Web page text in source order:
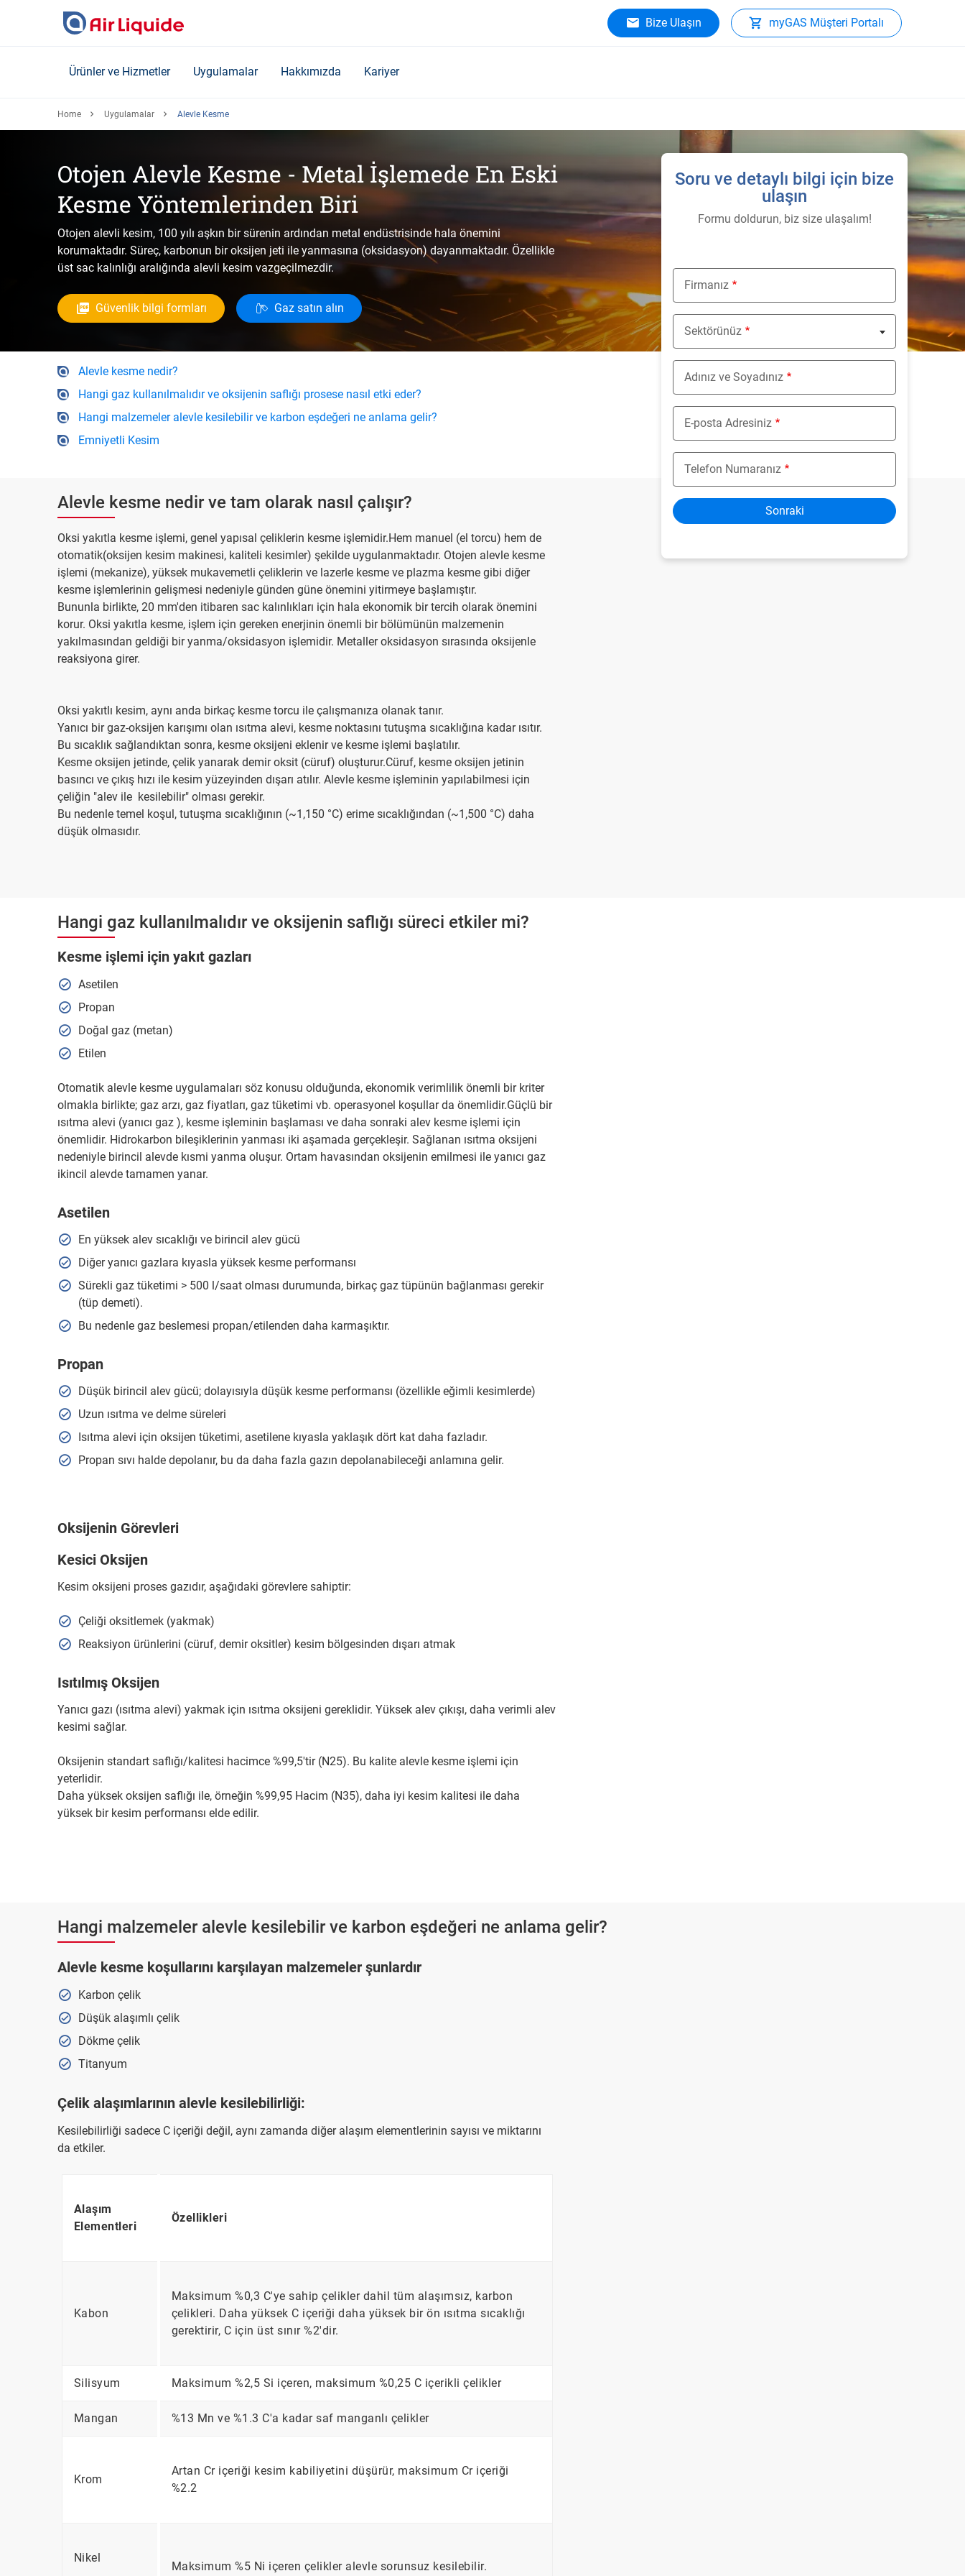
Bize Ulaşın myGAS Müşteri Portalı
Ürünler ve Hizmetler Uygulamalar Hakkımızda Kariyer
Home Uygulamalar Alevle Kesme
Otojen Alevle Kesme - Metal İşlemede En Eski
Kesme Yöntemlerinden Biri
Otojen alevli kesim, 100 yılı aşkın bir sürenin ardından metal endüstrisinde hala önemini
korumaktadır. Süreç, karbonun bir oksijen jeti ile yanmasına (oksidasyon) dayanmaktadır. Özellikle
üst sac kalınlığı aralığında alevli kesim vazgeçilmezdir.
Güvenlik bilgi formları Gaz satın alın
Alevle kesme nedir?
Hangi gaz kullanılmalıdır ve oksijenin saflığı prosese nasıl etki eder?
Hangi malzemeler alevle kesilebilir ve karbon eşdeğeri ne anlama gelir?
Emniyetli Kesim
Alevle kesme nedir ve tam olarak nasıl çalışır?
Oksi yakıtla kesme işlemi, genel yapısal çeliklerin kesme işlemidir.Hem manuel (el torcu) hem de
otomatik(oksijen kesim makinesi, kaliteli kesimler) şekilde uygulanmaktadır. Otojen alevle kesme
işlemi (mekanize), yüksek mukavemetli çeliklerin ve lazerle kesme ve plazma kesme gibi diğer
kesme işlemlerinin gelişmesi nedeniyle günden güne önemini yitirmeye başlamıştır.
Bununla birlikte, 20 mm'den itibaren sac kalınlıkları için hala ekonomik bir tercih olarak önemini
korur. Oksi yakıtla kesme, işlem için gereken enerjinin önemli bir bölümünün malzemenin
yakılmasından geldiği bir yanma/oksidasyon işlemidir. Metaller oksidasyon sırasında oksijenle
reaksiyona girer.
Oksi yakıtlı kesim, aynı anda birkaç kesme torcu ile çalışmanıza olanak tanır.
Yanıcı bir gaz-oksijen karışımı olan ısıtma alevi, kesme noktasını tutuşma sıcaklığına kadar ısıtır.
Bu sıcaklık sağlandıktan sonra, kesme oksijeni eklenir ve kesme işlemi başlatılır.
Kesme oksijen jetinde, çelik yanarak demir oksit (cüruf) oluşturur.Cüruf, kesme oksijen jetinin
basıncı ve çıkış hızı ile kesim yüzeyinden dışarı atılır. Alevle kesme işleminin yapılabilmesi için
çeliğin "alev ile kesilebilir" olması gerekir.
Bu nedenle temel koşul, tutuşma sıcaklığının (~1,150 °C) erime sıcaklığından (~1,500 °C) daha
düşük olmasıdır.
Hangi gaz kullanılmalıdır ve oksijenin saflığı süreci etkiler mi?
Kesme işlemi için yakıt gazları
Asetilen
Propan
Doğal gaz (metan)
Etilen
Otomatik alevle kesme uygulamaları söz konusu olduğunda, ekonomik verimlilik önemli bir kriter
olmakla birlikte; gaz arzı, gaz fiyatları, gaz tüketimi vb. operasyonel koşullar da önemlidir.Güçlü bir
ısıtma alevi (yanıcı gaz ), kesme işleminin başlaması ve daha sonraki alev kesme işlemi için
önemlidir. Hidrokarbon bileşiklerinin yanması iki aşamada gerçekleşir. Sağlanan ısıtma oksijeni
nedeniyle birincil alevde kısmi yanma oluşur. Ortam havasından oksijenin emilmesi ile yanıcı gaz
ikincil alevde tamamen yanar.
Asetilen
En yüksek alev sıcaklığı ve birincil alev gücü
Diğer yanıcı gazlara kıyasla yüksek kesme performansı
Sürekli gaz tüketimi > 500 l/saat olması durumunda, birkaç gaz tüpünün bağlanması gerekir
(tüp demeti).
Bu nedenle gaz beslemesi propan/etilenden daha karmaşıktır.
Propan
Düşük birincil alev gücü; dolayısıyla düşük kesme performansı (özellikle eğimli kesimlerde)
Uzun ısıtma ve delme süreleri
Isıtma alevi için oksijen tüketimi, asetilene kıyasla yaklaşık dört kat daha fazladır.
Propan sıvı halde depolanır, bu da daha fazla gazın depolanabileceği anlamına gelir.
Oksijenin Görevleri
Kesici Oksijen
Kesim oksijeni proses gazıdır, aşağıdaki görevlere sahiptir:
Çeliği oksitlemek (yakmak)
Reaksiyon ürünlerini (cüruf, demir oksitler) kesim bölgesinden dışarı atmak
Isıtılmış Oksijen
Yanıcı gazı (ısıtma alevi) yakmak için ısıtma oksijeni gereklidir. Yüksek alev çıkışı, daha verimli alev
kesimi sağlar.
Oksijenin standart saflığı/kalitesi hacimce %99,5'tir (N25). Bu kalite alevle kesme işlemi için
yeterlidir.
Daha yüksek oksijen saflığı ile, örneğin %99,95 Hacim (N35), daha iyi kesim kalitesi ile daha
yüksek bir kesim performansı elde edilir.
Hangi malzemeler alevle kesilebilir ve karbon eşdeğeri ne anlama gelir?
Alevle kesme koşullarını karşılayan malzemeler şunlardır
Karbon çelik
Düşük alaşımlı çelik
Dökme çelik
Titanyum
Çelik alaşımlarının alevle kesilebilirliği:
Kesilebilirliği sadece C içeriği değil, aynı zamanda diğer alaşım elementlerinin sayısı ve miktarını
da etkiler.
Alaşım
Elementleri
Özellikleri
Kabon
Maksimum %0,3 C'ye sahip çelikler dahil tüm alaşımsız, karbon
çelikleri. Daha yüksek C içeriği daha yüksek bir ön ısıtma sıcaklığı
gerektirir, C için üst sınır %2'dir.
Silisyum Maksimum %2,5 Si içeren, maksimum %0,25 C içerikli çelikler
Mangan %13 Mn ve %1.3 C'a kadar saf manganlı çelikler
Krom
Artan Cr içeriği kesim kabiliyetini düşürür, maksimum Cr içeriği
%2.2
Nikel
Maksimum %5 Ni içeren çelikler alevle sorunsuz kesilebilir.
Soru ve detaylı bilgi için bize
ulaşın
Formu doldurun, biz size ulaşalım!
Firmanız
Sektörünüz
Nothing selected
Adınız ve Soyadınız
E-posta Adresiniz
Telefon Numaranız